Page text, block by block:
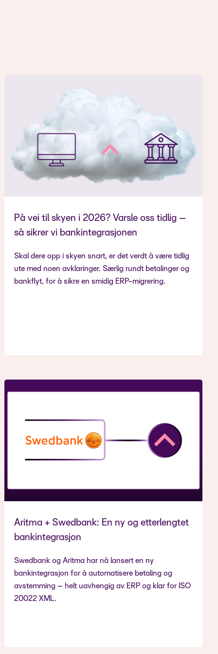
På vei til skyen i 2026? Varsle oss tidlig –
så sikrer vi bankintegrasjonen
Skal dere opp i skyen snart, er det verdt å være tidlig
ute med noen avklaringer. Særlig rundt betalinger og
bankflyt, for å sikre en smidig ERP-migrering.
Aritma + Swedbank: En ny og etterlengtet
bankintegrasjon
Swedbank og Aritma har nå lansert en ny
bankintegrasjon for å automatisere betaling og
avstemming – helt uavhengig av ERP og klar for ISO
20022 XML.